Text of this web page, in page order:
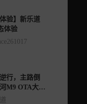
体验】新乐道
体验
行，主路倒
M9 OTA大更
魔鬼路况